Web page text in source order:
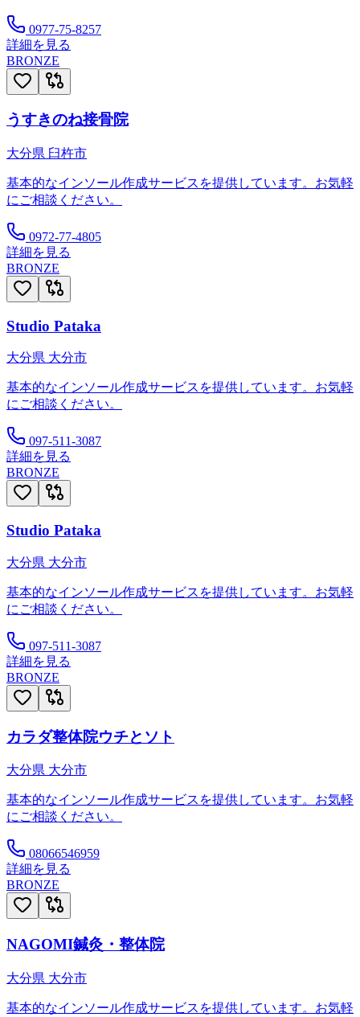
0977-75-8257
詳細を見る
BRONZE
うすきのね接骨院
大分県 臼杵市
基本的なインソール作成サービスを提供しています。お気軽
にご相談ください。
0972-77-4805
詳細を見る
BRONZE
Studio Pataka
大分県 大分市
基本的なインソール作成サービスを提供しています。お気軽
にご相談ください。
097-511-3087
詳細を見る
BRONZE
Studio Pataka
大分県 大分市
基本的なインソール作成サービスを提供しています。お気軽
にご相談ください。
097-511-3087
詳細を見る
BRONZE
カラダ整体院ウチとソト
大分県 大分市
基本的なインソール作成サービスを提供しています。お気軽
にご相談ください。
08066546959
詳細を見る
BRONZE
NAGOMI鍼灸・整体院
大分県 大分市
基本的なインソール作成サービスを提供しています。お気軽